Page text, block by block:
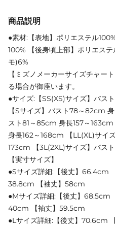
商品説明
●素材:【表地】ポリエステル
100% 【後身頃上部】ポリエス
モ)6%
【ミズノメーカーサイズチャー
る場合が御座います。
●サイズ:【SS(XS)サイズ】バス
【Sサイズ】バスト78～82cm
スト81～85cm 身長157～
身長162～168cm 【LL(XL)サイ
173cm 【3L(2XL)サイズ】バス
【実寸サイズ】
●Sサイズ詳細:【後丈】66.4cm
38.8cm 【袖丈】58cm
●Mサイズ詳細:【後丈】68.5cm
40cm 【袖丈】59.5cm
●Lサイズ詳細:【後丈】70.6cm